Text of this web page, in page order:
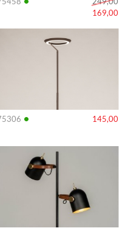
169,00
• 145,00